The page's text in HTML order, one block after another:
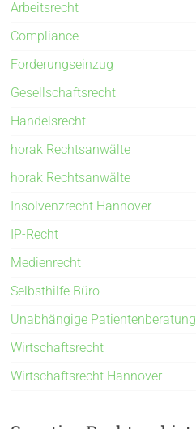
Arbeitsrecht
Compliance
Forderungseinzug
Gesellschaftsrecht
Handelsrecht
horak Rechtsanwälte
horak Rechtsanwälte
Insolvenzrecht Hannover
IP-Recht
Medienrecht
Selbsthilfe Büro
Unabhängige Patientenberatung
Wirtschaftsrecht
Wirtschaftsrecht Hannover